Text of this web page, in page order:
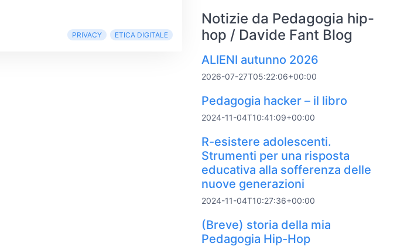
PRIVACY ETICA DIGITALE
Notizie da Pedagogia hip-
hop / Davide Fant Blog
ALIENI autunno 2026
2026-07-27T05:22:06+00:00
Pedagogia hacker – il libro
2024-11-04T10:41:09+00:00
R-esistere adolescenti.
Strumenti per una risposta
educativa alla sofferenza delle
nuove generazioni
2024-11-04T10:27:36+00:00
(Breve) storia della mia
Pedagogia Hip-Hop